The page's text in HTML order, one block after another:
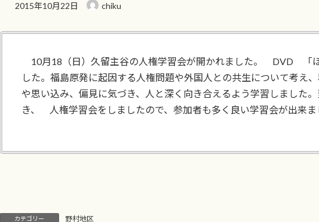
2015年10月22日 chiku
10月18（日）久留主谷の人権学習会が開かれました。 DVD 「
した。福島原発に起因する人権問題や外国人との共生について考え
や思い込み、偏見に気づき、人と深く向き合えるよう学習しました
き、 人権学習会をしましたので、参加者も多く良い学習会が出来ま
カテゴリー 野村地区